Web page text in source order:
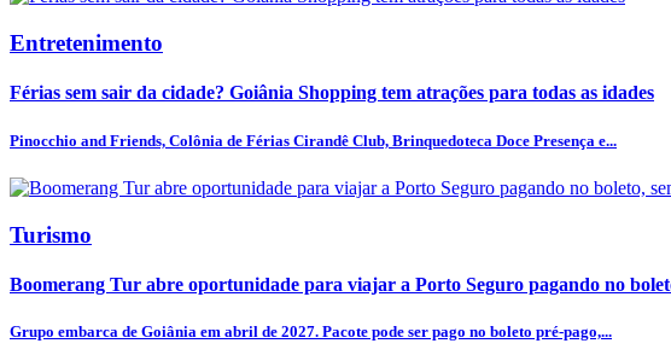
Entretenimento
Férias sem sair da cidade? Goiânia Shopping tem atrações para todas as idades
Pinocchio and Friends, Colônia de Férias Cirandê Club, Brinquedoteca Doce Presença e...
Turismo
Boomerang Tur abre oportunidade para viajar a Porto Seguro pagando no
Grupo embarca de Goiânia em abril de 2027. Pacote pode ser pago no boleto pré-pago,...